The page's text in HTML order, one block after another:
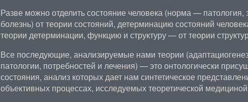
Разве можно отделить состояние человека (норма —
болезнь) от теории состояний, детерминацию состояний
теории детерминации, функцию и структуру — от теории
Все последующие, анализируемые нами теории
патологии, потребностей и лечения) — это онтологически
состояния, анализ которых дает нам синтетическое
объективных процессах, исследуемых теоретической